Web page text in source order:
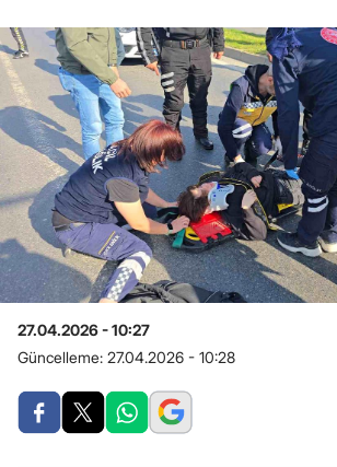
27.04.2026 - 10:27
Güncelleme: 27.04.2026 - 10:28